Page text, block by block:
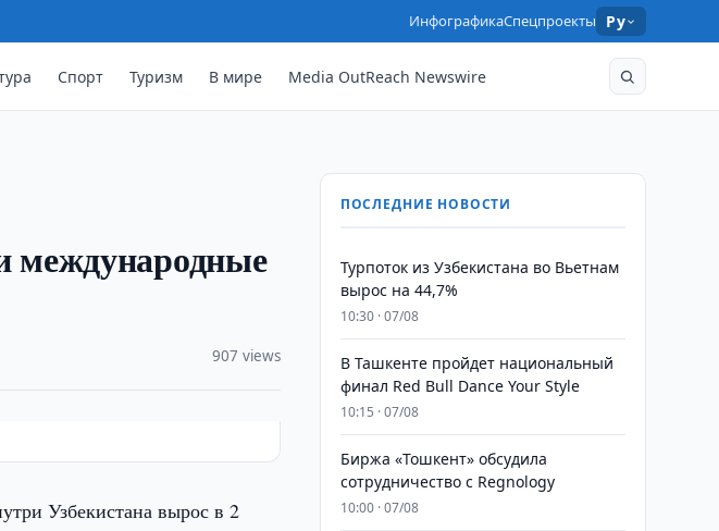
ИнфографикаСпецпроекты Ру
Спорт Туризм В мире Media OutReach Newswire
международные
907 views
Узбекистана вырос в 2
ПОСЛЕДНИЕ НОВОСТИ
Турпоток из Узбекистана во Вьетнам
вырос на 44,7%
10:30 · 07/08
В Ташкенте пройдет национальный
финал Red Bull Dance Your Style
10:15 · 07/08
Биржа «Тошкент» обсудила
сотрудничество с Regnology
10:00 · 07/08